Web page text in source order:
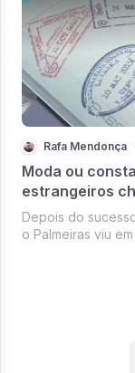
Rafa Mendonça
Moda ou
estrangeiros
Depois do
o Palmeiras viu